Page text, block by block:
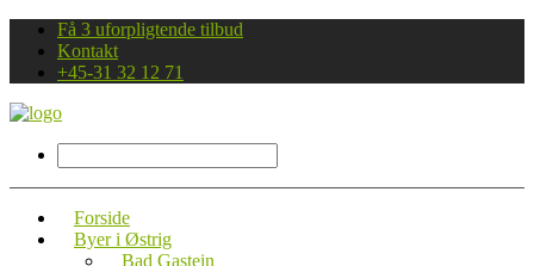
Få 3 uforpligtende tilbud
Kontakt
+45-31 32 12 71
Forside
Byer i Østrig
Bad Gastein